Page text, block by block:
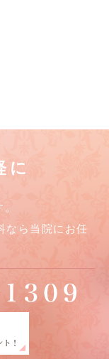
に
なら当院にお任